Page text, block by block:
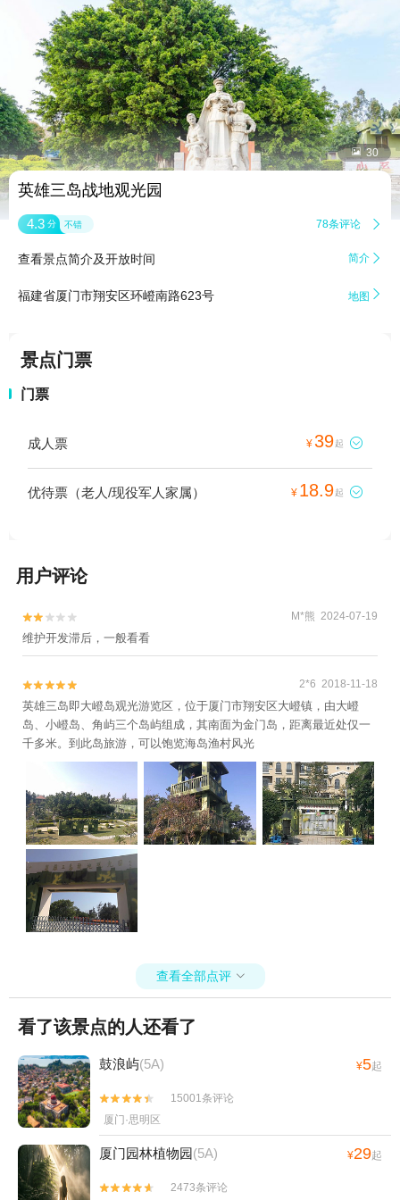
 30
英雄三岛战地观光园
4.3 分 不错 78条评论 
查看景点简介及开放时间 简介 
福建省厦门市翔安区环嶝南路623号 地图 
景点门票
门票
成人票 ¥39起 
优待票（老人/现役军人家属） ¥ 18.9起 
用户评论

 M*熊 2024-07-19
维护开发滞后，一般看看

 2*6 2018-11-18
英雄三岛即大嶝岛观光游览区，位于厦门市翔安区大嶝镇，由大嶝
岛、小嶝岛、角屿三个岛屿组成，其南面为金门岛，距离最近处仅一
千多米。到此岛旅游，可以饱览海岛渔村风光
查看全部点评 
看了该景点的人还看了
鼓浪屿(5A) ¥5起


15001条评论
厦门·思明区
厦门园林植物园(5A) ¥29起

 2473条评论